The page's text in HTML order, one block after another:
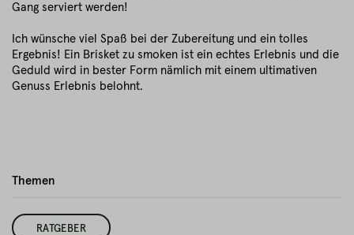
Themen
RATGEBER
Gang serviert werden!
Ich wünsche viel Spaß bei der Zubereitung und ein tolles
Ergebnis! Ein Brisket zu smoken ist ein echtes Erlebnis und die
Geduld wird in bester Form nämlich mit einem ultimativen
Genuss Erlebnis belohnt.